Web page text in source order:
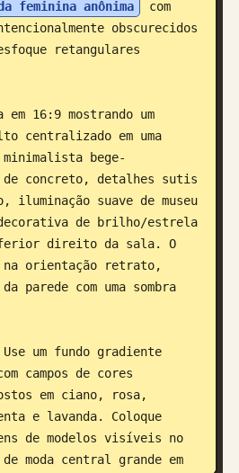
feminina anônima
com
obscurecidos
retangulares
em 16:9 mostrando um
centralizado em uma
bege-
concreto, detalhes sutis
suave de museu
decorativa de brilho/estrela
direito da sala. O
orientação retrato,
parede com uma sombra
um fundo gradiente
campos de cores
em ciano, rosa,
e lavanda. Coloque
de modelos visíveis no
moda central grande em